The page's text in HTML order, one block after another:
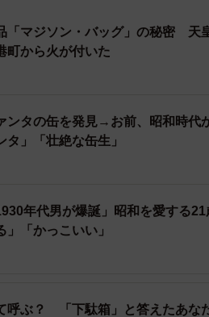
「マジソン・バッグ」の秘密 天
町から火が付いた
ンタの缶を発見→お前、昭和時代
タ」「壮絶な缶生」
年代男が爆誕」昭和を愛する
「かっこいい」
呼ぶ？ 「下駄箱」と答えたあな